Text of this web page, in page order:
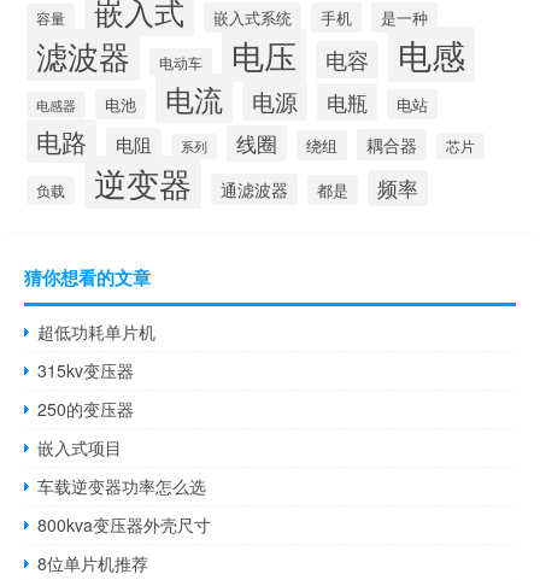
容量 嵌入式 嵌入式系统 手机 是一种
滤波器 电动车 电压 电容 电感
电感器 电池 电流 电源 电瓶 电站
电路 电阻 系列 线圈 绕组 耦合器 芯片
负载 逆变器 通滤波器 都是 频率
猜你想看的文章
超低功耗单片机
315kv变压器
250的变压器
嵌入式项目
车载逆变器功率怎么选
800kva变压器外壳尺寸
8位单片机推荐